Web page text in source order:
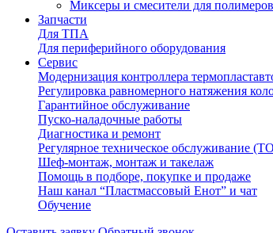
Миксеры и смесители для полимеров
Запчасти
Для ТПА
Для периферийного оборудования
Сервис
Модернизация контроллера
Регулировка равномерного натяжения
Гарантийное обслуживание
Пуско-наладочные работы
Диагностика и ремонт
Регулярное техническое обслуживание
Шеф-монтаж, монтаж и такелаж
Помощь в подборе, покупке и продаже
Наш канал “Пластмассовый Енот” и чат
Обучение